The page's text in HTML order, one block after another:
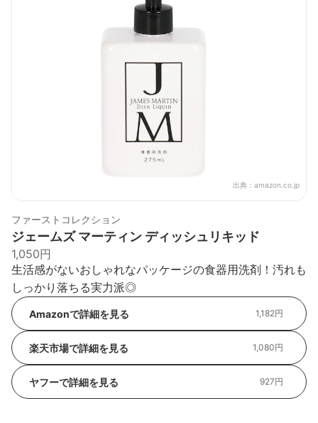
出典： amazon.co.jp
ファーストコレクション
ジェームズ マーティン ディッシュリキッド
1,050円
生活感がないおしゃれなパッケージの食器用洗剤！汚れも
しっかり落ちる実力派◎
Amazonで詳細を見る 1,182円
楽天市場で詳細を見る 1,080円
ヤフーで詳細を見る 927円